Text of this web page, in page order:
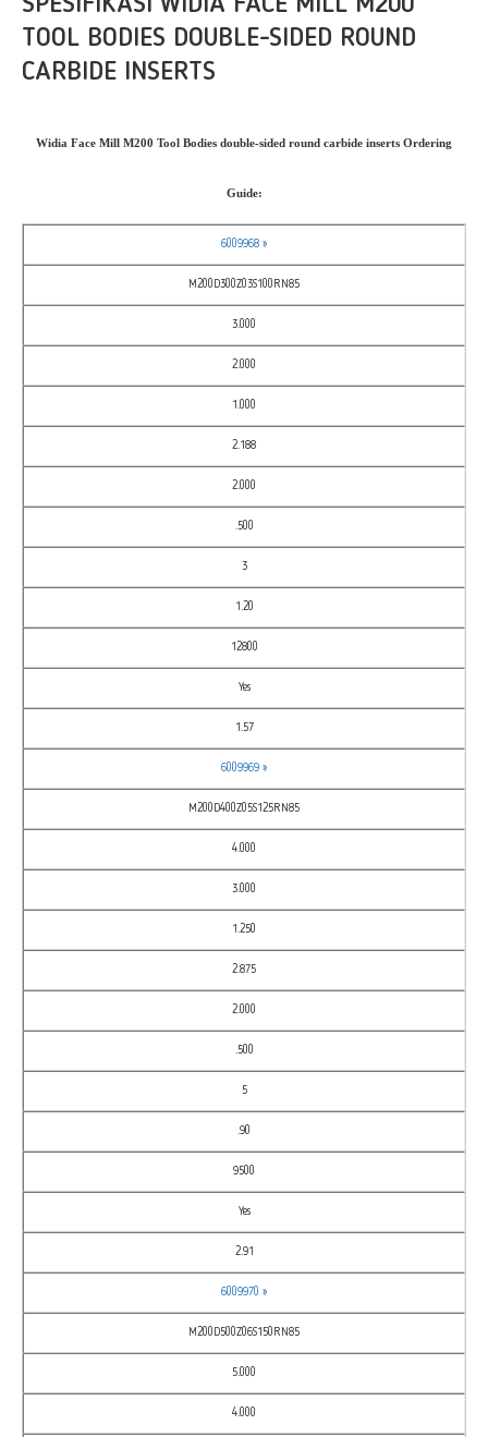
SPESIFIKASI WIDIA FACE MILL M200
TOOL BODIES DOUBLE-SIDED ROUND
CARBIDE INSERTS
Widia Face Mill M200 Tool Bodies double-sided round carbide inserts Ordering
Guide:
6009968 »
M200D300Z03S100RN85
3.000
2.000
1.000
2.188
2.000
.500
3
1.20
12800
Yes
1.57
6009969 »
M200D400Z05S125RN85
4.000
3.000
1.250
2.875
2.000
.500
5
.90
9500
Yes
2.91
6009970 »
M200D500Z06S150RN85
5.000
4.000